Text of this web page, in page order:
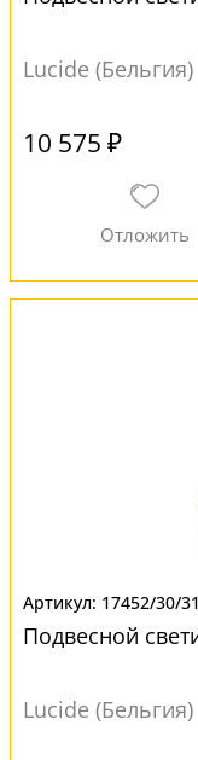
Lucide (Бельгия)
10 575 ₽
17452/30/31
Подвесной
Lucide (Бельгия)